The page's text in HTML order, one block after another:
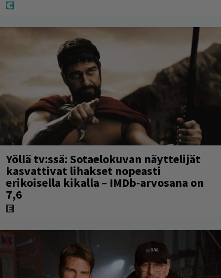
Yöllä tv:ssä: Sotaelokuvan näyttelijät
kasvattivat lihakset nopeasti
erikoisella kikalla – IMDb-arvosana on
7,6